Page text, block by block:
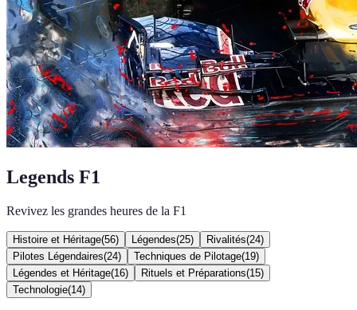
Legends F1
Revivez les grandes heures de la F1
Histoire et Héritage(56) Légendes(25) Rivalités(24)
Pilotes Légendaires(24) Techniques de Pilotage(19)
Légendes et Héritage(16) Rituels et Préparations(15)
Technologie(14)